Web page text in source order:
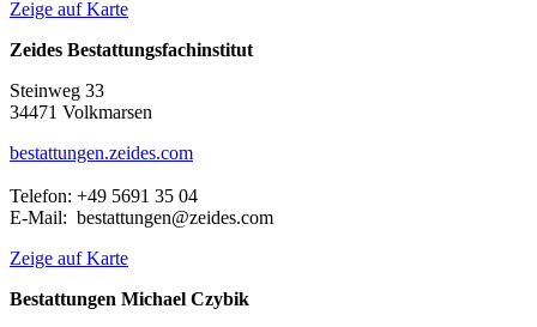
Zeige auf Karte
Zeides Bestattungsfachinstitut
Steinweg 33
34471 Volkmarsen
bestattungen.zeides.com
Telefon: +49 5691 35 04
E-Mail: bestattungen@zeides.com
Zeige auf Karte
Bestattungen Michael Czybik